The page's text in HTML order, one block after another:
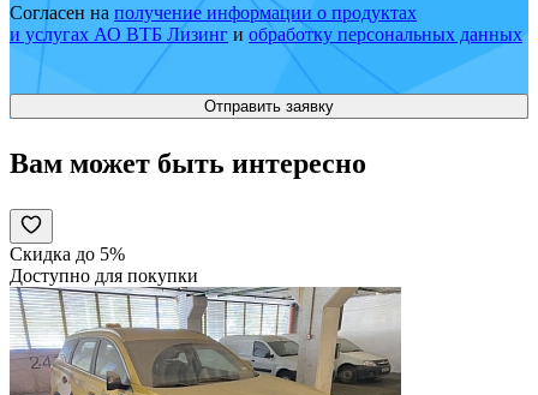
Согласен на получение информации о продуктах
и услугах АО ВТБ Лизинг и обработку персональных данных
Вам может быть интересно
Скидка до 5%
Доступно для покупки